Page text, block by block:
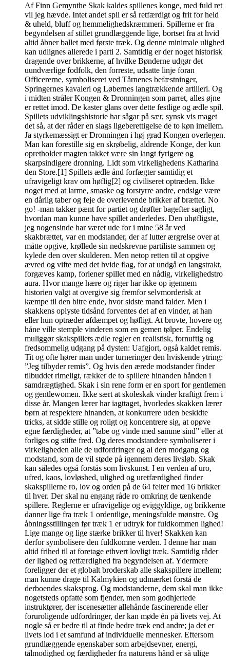
Af Finn Gemynthe Skak kaldes spillenes konge, med fuld ret
vil jeg hævde. Intet andet spil er så retfærdigt og frit for held
& uheld, bluff og hemmelighedskræmmeri. Spillerne er fra
begyndelsen af stillet grundlæggende lige, bortset fra at hvid
altid åbner ballet med første træk. Og denne minimale ulighed
kan udlignes allerede i parti 2. Samtidig er der noget historisk
dragende over brikkerne, af hvilke Bønderne udgør det
uundværlige fodfolk, den forreste, udsatte linje foran
Officererne, symboliseret ved Tårnenes befæstninger,
Springernes kavaleri og Løbernes langtrækkende artilleri. Og
i midten stråler Kongen & Dronningen som parret, alles øjne
er rettet imod. De kaster glans over dette festlige og ædle spil.
Spillets udviklingshistorie har sågar på sær, synsk vis maget
det så, at der råder en slags ligeberettigelse de to køn imellem.
Ja styrkemæssigt er Dronningen i høj grad Kongen overlegen.
Man kan forestille sig en skrøbelig, aldrende Konge, der kun
opretholder magten takket være sin langt fyrigere og
skarpsindigere dronning. Lidt som virkelighedens Katharina
den Store.[1] Spillets ædle ånd forfægter samtidig et
ufravigeligt krav om høflig[2] og civiliseret optræden. Ikke
noget med at larme, smaske og forstyrre andre, endsige være
en dårlig taber og feje de overlevende brikker af brættet. No
go! -man takker pænt for partiet og drøfter bagefter sagligt,
hvordan man kunne have spillet anderledes. Den uhøfligste,
jeg nogensinde har været ude for i mine 58 år ved
skakbrættet, var en modstander, der af lutter ærgrelse over at
måtte opgive, krøllede sin nedskrevne partiliste sammen og
kylede den over skulderen. Men netop retten til at opgive
ævred og vifte med det hvide flag, for at undgå en langstrakt,
forgæves kamp, forlener spillet med en nådig, virkelighedstro
aura. Hvor mange hære og riger har ikke op igennem
historien valgt at overgive sig fremfor selvmorderisk at
kæmpe til den bitre ende, hvor sidste mand falder. Men i
skakkens oplyste tidsånd forventes det af en vinder, at han
eller hun optræder afdæmpet og høfligt. At brovte, hovere og
håne ville stemple vinderen som en gemen tølper. Endelig
muliggør skakspillets ædle regler en realistisk, fornuftig og
fredsommelig udgang på dysten: Uafgjort, også kaldet remis.
Tit og ofte hører man under turneringer den hviskende ytring:
”Jeg tilbyder remis”. Og hvis den ærede modstander finder
tilbuddet rimeligt, rækker de to spillere hinanden hånden i
samdrægtighed. Skak i sin rene form er en sport for gentlemen
og gentlewomen. Ikke sært at skoleskak vinder kraftigt frem i
disse år. Mangen lærer har iagttaget, hvorledes skakken lærer
børn at respektere hinanden, at konkurrere uden beskidte
tricks, at sidde stille og roligt og koncentrere sig, at opøve
egne færdigheder, at ”tabe og vinde med samme sind” eller at
forliges og stifte fred. Og deres modstandere symboliserer i
virkeligheden alle de udfordringer og al den modgang og
modstand, som de vil støde på igennem deres livsløb. Skak
kan således også forstås som livskunst. I en verden af uro,
ufred, kaos, lovløshed, ulighed og uretfærdighed finder
skakspillerne ro, lov og orden på de 64 felter med 16 brikker
til hver. Der skal nu engang råde ro omkring de tænkende
spillere. Reglerne er ufravigelige og eviggyldige, og brikkerne
danner lige fra træk 1 ordentlige, meningsfulde mønstre. Og
åbningsstillingen før træk 1 er udtryk for fuldkommen lighed!
Lige mange og lige stærke brikker til hver! Skakken kan
derfor symbolisere den fuldkomne verden. I denne har man
altid frihed til at foretage ethvert lovligt træk. Samtidig råder
der lighed og retfærdighed fra begyndelsen af. Ydermere
foreligger der et globalt broderskab alle skakspillere imellem;
man kunne drage til Kalmykien og udmærket forstå de
derboendes skaksprog. Og modstanderne, dem skal man ikke
nogetsteds opfatte som fjender, men som godhjertede
instruktører, der iscenesætter allehånde fascinerende eller
foruroligende udfordringer, der kan møde én på livets vej. At
nogle så er bedre til at finde bedre træk end andre; ja det er
livets lod i et samfund af individuelle mennesker. Eftersom
grundlæggende egenskaber som arbejdsevner, energi,
tålmodighed og færdigheder fra naturens hånd er så ulige